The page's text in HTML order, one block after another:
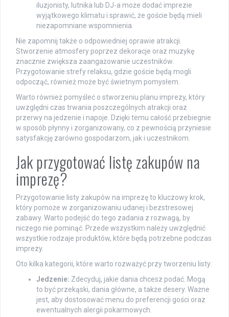
iluzjonisty, lutnika lub DJ-a może dodać imprezie
wyjątkowego klimatu i sprawić, że goście będą mieli
niezapomniane wspomnienia.
Nie zapomnij także o odpowiedniej oprawie atrakcji.
Stworzenie atmosfery poprzez dekoracje oraz muzykę
znacznie zwiększa zaangażowanie uczestników.
Przygotowanie strefy relaksu, gdzie goście będą mogli
odpocząć, również może być świetnym pomysłem.
Warto również pomyśleć o stworzeniu planu imprezy, który
uwzględni czas trwania poszczególnych atrakcji oraz
przerwy na jedzenie i napoje. Dzięki temu całość przebiegnie
w sposób płynny i zorganizowany, co z pewnością przyniesie
satysfakcję zarówno gospodarzom, jak i uczestnikom.
Jak przygotować listę zakupów na
imprezę?
Przygotowanie listy zakupów na imprezę to kluczowy krok,
który pomoże w zorganizowaniu udanej i bezstresowej
zabawy. Warto podejść do tego zadania z rozwagą, by
niczego nie pominąć. Przede wszystkim należy uwzględnić
wszystkie rodzaje produktów, które będą potrzebne podczas
imprezy.
Oto kilka kategorii, które warto rozważyć przy tworzeniu listy:
Jedzenie: Zdecyduj, jakie dania chcesz podać. Mogą
to być przekąski, dania główne, a także desery. Ważne
jest, aby dostosować menu do preferencji gości oraz
ewentualnych alergii pokarmowych.